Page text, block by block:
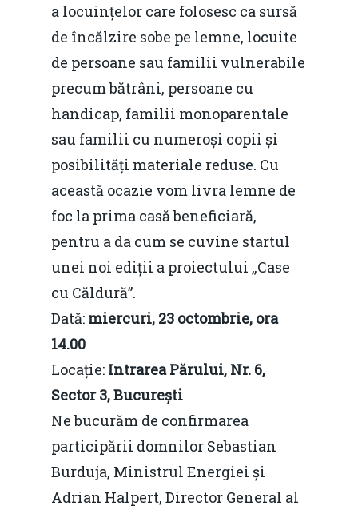
a locuințelor care folosesc ca sursă
de încălzire sobe pe lemne, locuite
de persoane sau familii vulnerabile
precum bătrâni, persoane cu
handicap, familii monoparentale
sau familii cu numeroși copii și
posibilități materiale reduse. Cu
această ocazie vom livra lemne de
foc la prima casă beneficiară,
pentru a da cum se cuvine startul
unei noi ediții a proiectului „Case
cu Căldură”.
Dată: miercuri, 23 octombrie, ora
14.00
Locație: Intrarea Părului, Nr. 6,
Sector 3, București
Ne bucurăm de confirmarea
participării domnilor Sebastian
Burduja, Ministrul Energiei și
Adrian Halpert, Director General al